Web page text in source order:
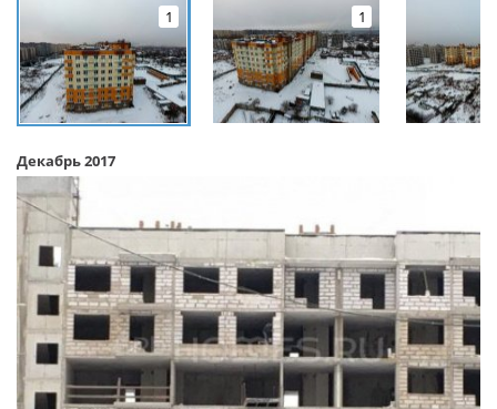
1 1
Декабрь 2017